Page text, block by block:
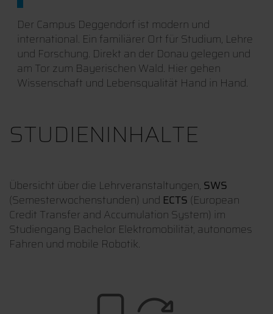
Der Campus Deggendorf ist modern und
international. Ein familiärer Ort für Studium, Lehre
und Forschung. Direkt an der Donau gelegen und
am Tor zum Bayerischen Wald. Hier gehen
Wissenschaft und Lebensqualität Hand in Hand.
STUDIENINHALTE
Übersicht über die Lehrveranstaltungen, SWS
(Semesterwochenstunden) und ECTS (European
Credit Transfer and Accumulation System) im
Studiengang Bachelor Elektromobilität, autonomes
Fahren und mobile Robotik.